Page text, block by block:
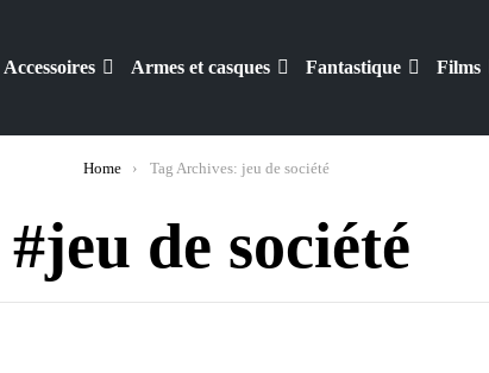
Accessoires Armes et casques Fantastique Films
Home Tag Archives: jeu de société
jeu de société